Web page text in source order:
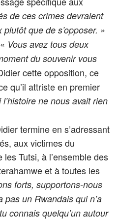
de ces crimes devraient
que de s’opposer. »
Vous avez tous deux
du souvenir vous
cette opposition, ce
qu’il attriste en premier
ne nous avait rien
termine en s’adressant
aux victimes du
Tutsi, à l’ensemble des
et à toutes les
forts, supportons-nous
pas un Rwandais qui n’a
connais quelqu’un autour